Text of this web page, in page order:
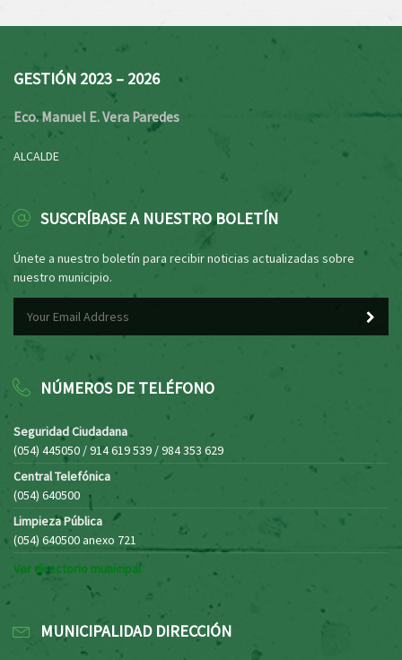
GESTIÓN 2023 – 2026
Eco. Manuel E. Vera Paredes
ALCALDE
SUSCRÍBASE A NUESTRO BOLETÍN
Únete a nuestro boletín para recibir noticias actualizadas sobre
nuestro municipio.
NÚMEROS DE TELÉFONO
Seguridad Ciudadana
(054) 445050 / 914 619 539 / 984 353 629
Central Telefónica
(054) 640500
Limpieza Pública
(054) 640500 anexo 721
Ver directorio municipal
MUNICIPALIDAD DIRECCIÓN